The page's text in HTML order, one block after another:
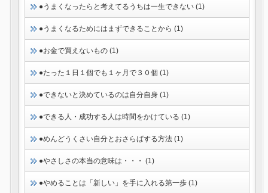
●うまくなったらと考えてるうちは一生できない (1)
●うまくなるためにはまずできることから (1)
●お金で買えないもの (1)
●たった１日１個でも１ヶ月で３０個 (1)
●できないと決めているのは自分自身 (1)
●できる人・成功する人は時間をかけている (1)
●めんどうくさい自分とおさらばする方法 (1)
●やさしさの本当の意味は・・・ (1)
●やめることは「新しい」を手に入れる第一歩 (1)